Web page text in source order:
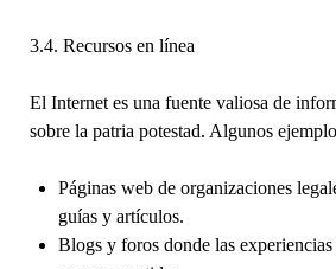
3.4. Recursos en línea
El Internet es una fuente valiosa de
sobre la patria potestad. Algunos
Páginas web de organizaciones
guías y artículos.
Blogs y foros donde las experiencias